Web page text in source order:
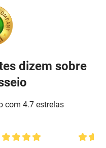
dizem sobre
com 4.7 estrelas